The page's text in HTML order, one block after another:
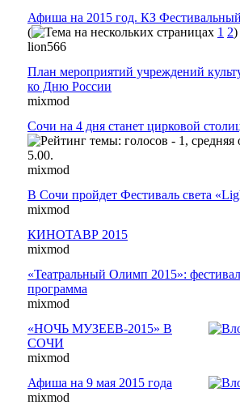
Афиша на 2015 год. КЗ
(
1 2)
lion566
План мероприятий учреждений
ко Дню России
mixmod
Сочи на 4 дня станет цирковой
mixmod
В Сочи пройдет Фестиваль cвета
mixmod
КИНОТАВР 2015
mixmod
«Театральный Олимп 2015»:
программа
mixmod
«НОЧЬ МУЗЕЕВ-2015» В
СОЧИ
mixmod
Афиша на 9 мая 2015 года
mixmod